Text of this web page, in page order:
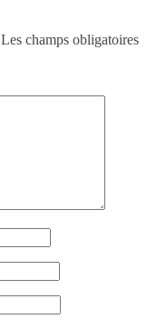
Les champs obligatoires